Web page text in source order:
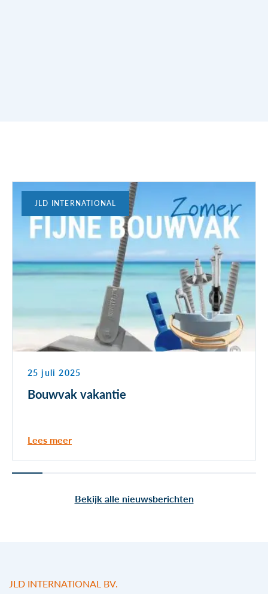
JLD INTERNATIONAL
25 juli 2025
Bouwvak vakantie
Lees meer
Bekijk alle nieuwsberichten
JLD INTERNATIONAL BV.